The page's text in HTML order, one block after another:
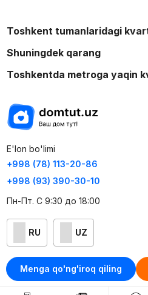
Menga qo'ng'iroq qiling
Toshkent tumanlaridagi
Shuningdek qarang
Toshkentda metroga yaqin
E'lon bo'limi
+998 (78) 113-20-86
+998 (93) 390-30-10
Пн-Пт. С 9:30 до 18:00
RU UZ
Kontaktlar